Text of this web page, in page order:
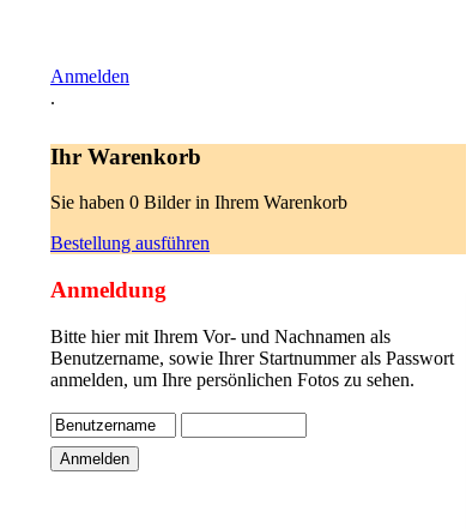
Anmelden
.
Ihr Warenkorb
Sie haben 0 Bilder in Ihrem Warenkorb
Bestellung ausführen
Anmeldung
Bitte hier mit Ihrem Vor- und Nachnamen als
Benutzername, sowie Ihrer Startnummer als Passwort
anmelden, um Ihre persönlichen Fotos zu sehen.